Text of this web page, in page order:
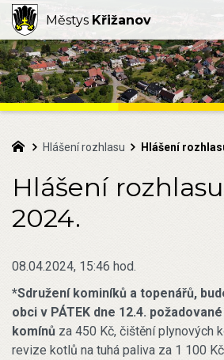
Hlášení rozhlasu Hlášení
Hlášení
2024.
08.04.2024, 15:46 hod.
*Sdružení kominíků a topenářů,
obci v PÁTEK dne 12.4.
komínů za 450 Kč, čištění plynových
revize kotlů na tuhá paliva za 1 100
Městys Křižanov